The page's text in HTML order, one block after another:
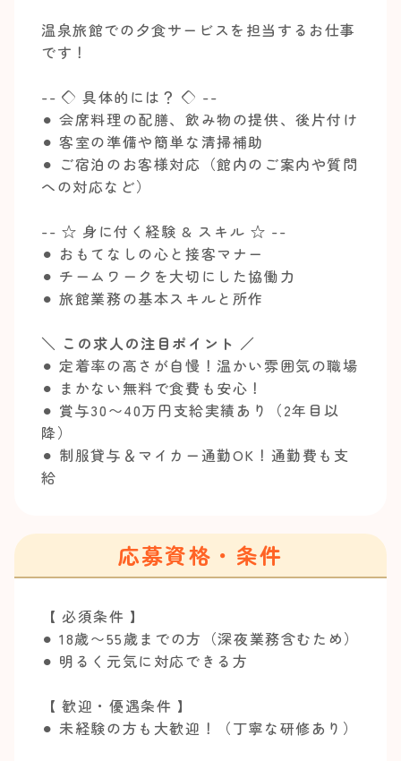
温泉旅館での夕食サービスを担当するお仕事
です！
-- ◇ 具体的には？ ◇ --
⚫︎ 会席料理の配膳、飲み物の提供、後片付け
⚫︎ 客室の準備や簡単な清掃補助
⚫︎ ご宿泊のお客様対応（館内のご案内や質問
への対応など）
-- ☆ 身に付く経験 & スキル ☆ --
⚫︎ おもてなしの心と接客マナー
⚫︎ チームワークを大切にした協働力
⚫︎ 旅館業務の基本スキルと所作
＼ この求人の注目ポイント ／
⚫︎ 定着率の高さが自慢！温かい雰囲気の職場
⚫︎ まかない無料で食費も安心！
⚫︎ 賞与30〜40万円支給実績あり（2年目以
降）
⚫︎ 制服貸与＆マイカー通勤OK！通勤費も支
給
応募資格・条件
【 必須条件 】
⚫︎ 18歳〜55歳までの方（深夜業務含むため）
⚫︎ 明るく元気に対応できる方
【 歓迎・優遇条件 】
⚫︎ 未経験の方も大歓迎！（丁寧な研修あり）